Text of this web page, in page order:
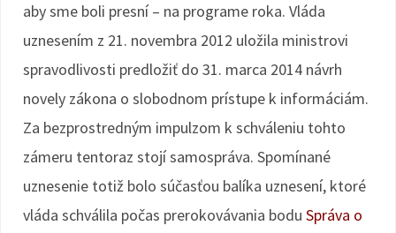
aby sme boli presní – na programe roka. Vláda
uznesením z 21. novembra 2012 uložila ministrovi
spravodlivosti predložiť do 31. marca 2014 návrh
novely zákona o slobodnom prístupe k informáciám.
Za bezprostredným impulzom k schváleniu tohto
zámeru tentoraz stojí samospráva. Spomínané
uznesenie totiž bolo súčasťou balíka uznesení, ktoré
vláda schválila počas prerokovávania bodu Správa o